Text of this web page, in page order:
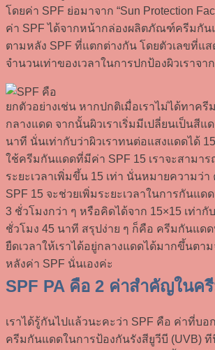
โดยค่า SPF ย่อมาจาก “Sun Protection
ค่า SPF ได้จากหน้ากล่องผลิตภัณฑ์ครีมกัน
ตามหลัง SPF ที่แตกต่างกัน โดยตัวเลขที่แส
จำนวนเท่าของเวลาในการปกป้องผิวเราจา
ยกตัวอย่างเช่น หากปกติเมื่อเราไม่ได้ทาค
กลางแดด จากนั้นผิวเราเริ่มมีเปลี่ยนเป็นสีแ
นาที นั่นเท่ากับว่าผิวเราทนต่อแสงแดดได้
ใช้ครีมกันแดดที่มีค่า SPF 15 เราจะสามาร
ระยะเวลาเพิ่มขึ้น 15 เท่า นั่นหมายความว่
SPF 15 จะช่วยเพิ่มระยะเวลาในการกันแ
3 ชั่วโมงกว่า ๆ หรือคิดได้จาก 15×15 เท่ากั
ชั่วโมง 45 นาที สรุปง่าย ๆ ก็คือ ครีมกันแด
ยืดเวลาให้เราได้อยู่กลางแดดได้มากขึ้นตา
หลังค่า SPF นั่นเองค่ะ
SPF PA คือ 2 ค่าสำคัญในค
เราได้รู้กันไปแล้วนะคะว่า SPF คือ ค่าที่บ
ครีมกันแดดในการป้องกันรังสียูวีบี (UVB)